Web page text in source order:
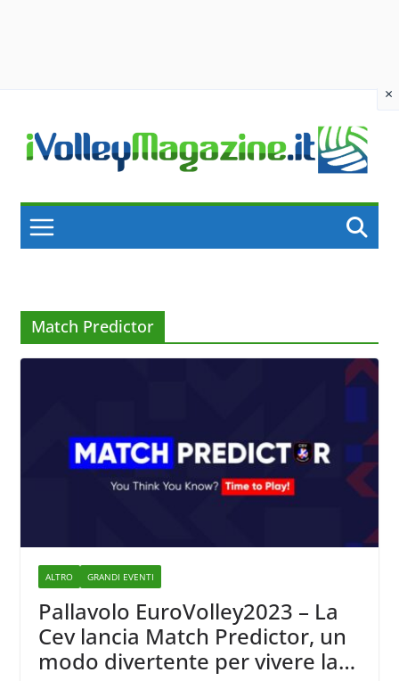
×
content
Match Predictor
ALTRO GRANDI EVENTI
Pallavolo EuroVolley2023 – La
Cev lancia Match Predictor, un
modo divertente per vivere la